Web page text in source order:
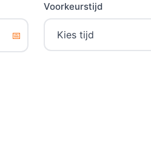
📅
Voorkeurstijd